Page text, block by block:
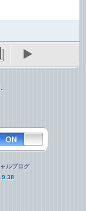
ルブログ